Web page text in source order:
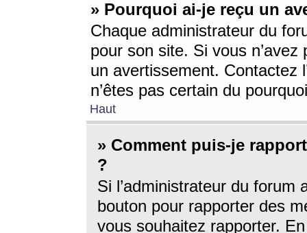
» Pourquoi ai-je reçu un
Chaque administrateur du
pour son site. Si vous
un avertissement. Contactez
n’êtes pas certain du
Haut
» Comment puis-je
?
Si l’administrateur du forum
bouton pour rapporter des
vous souhaitez rapporter.